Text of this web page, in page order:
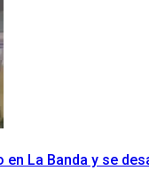
La Banda y se